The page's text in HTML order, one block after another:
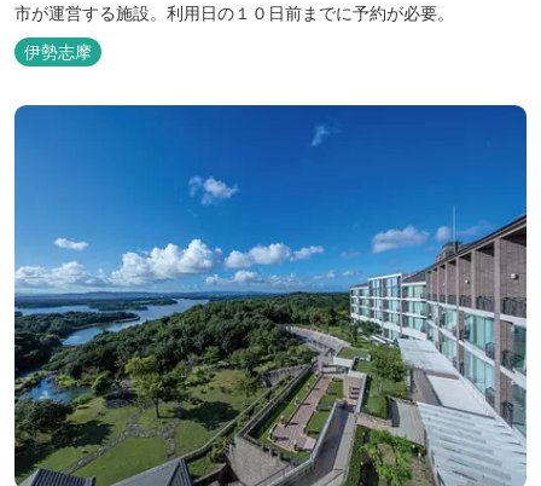
市が運営する施設。利用日の１０日前までに予約が必要。
伊勢志摩